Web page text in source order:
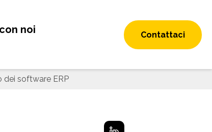
noi Contattaci
dei software ERP